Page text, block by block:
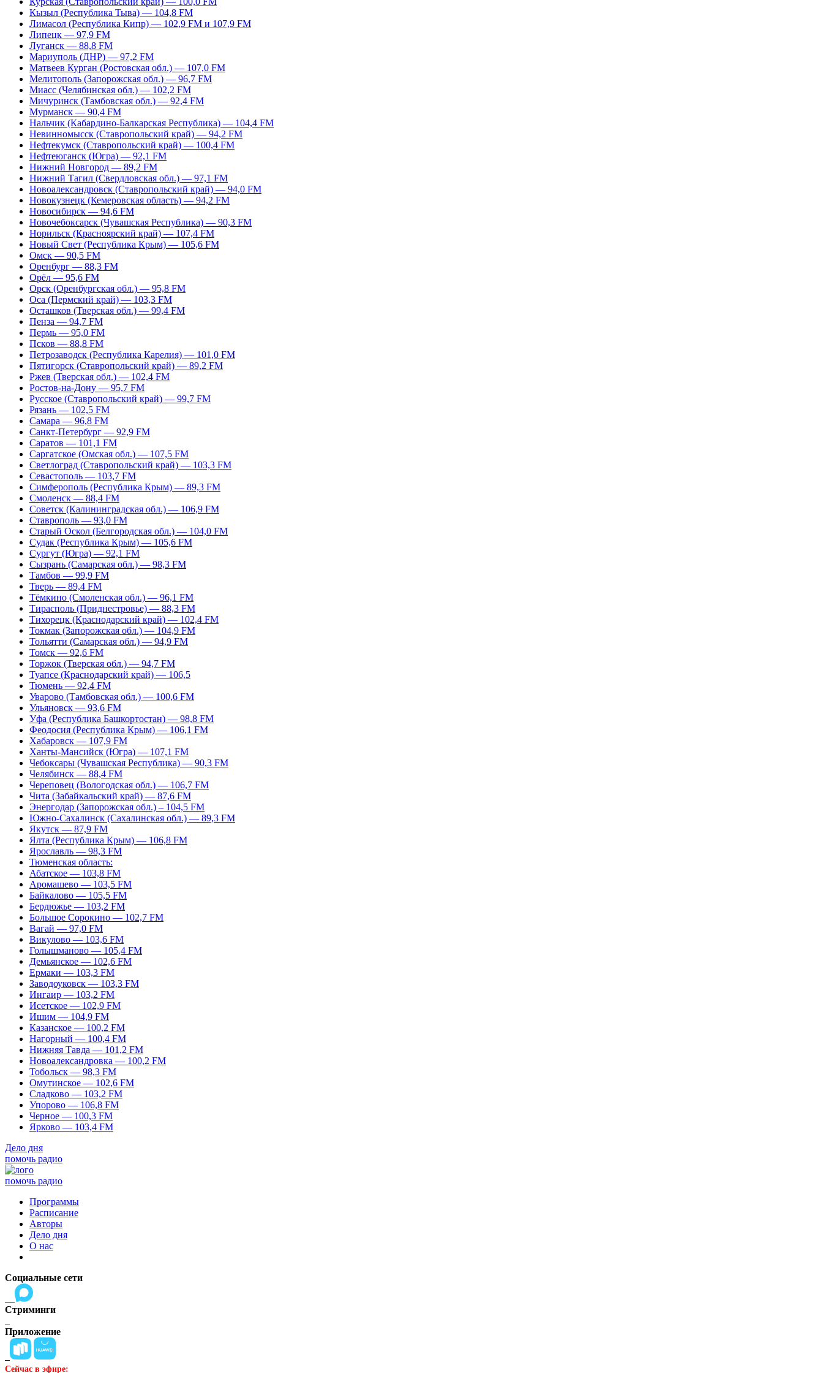
Кызыл (Республика Тыва) — 104,8 FM
Лимасол (Республика Кипр) — 102,9 FM и 107,9 FM
Липецк — 97,9 FM
Луганск — 88,8 FM
Мариуполь (ДНР) — 97,2 FM
Матвеев Курган (Ростовская обл.) — 107,0 FM
Мелитополь (Запорожская обл.) — 96,7 FM
Миасс (Челябинская обл.) — 102,2 FM
Мичуринск (Тамбовская обл.) — 92,4 FM
Мурманск — 90,4 FM
Нальчик (Кабардино-Балкарская Республика) — 104,4 FM
Невинномысск (Ставропольский край) — 94,2 FM
Нефтекумск (Ставропольский край) — 100,4 FM
Нефтеюганск (Югра) — 92,1 FM
Нижний Новгород — 89,2 FM
Нижний Тагил (Свердловская обл.) — 97,1 FM
Новоалександровск (Ставропольский край) — 94,0 FM
Новокузнецк (Кемеровская область) — 94,2 FM
Новосибирск — 94,6 FM
Новочебоксарск (Чувашская Республика) — 90,3 FM
Норильск (Красноярский край) — 107,4 FM
Новый Свет (Республика Крым) — 105,6 FM
Омск — 90,5 FM
Оренбург — 88,3 FM
Орёл — 95,6 FM
Орск (Оренбургская обл.) — 95,8 FM
Оса (Пермский край) — 103,3 FM
Осташков (Тверская обл.) — 99,4 FM
Пенза — 94,7 FM
Пермь — 95,0 FM
Псков — 88,8 FM
Петрозаводск (Республика Карелия) — 101,0 FM
Пятигорск (Ставропольский край) — 89,2 FM
Ржев (Тверская обл.) — 102,4 FM
Ростов-на-Дону — 95,7 FM
Русское (Ставропольский край) — 99,7 FM
Рязань — 102,5 FM
Самара — 96,8 FM
Санкт-Петербург — 92,9 FM
Саратов — 101,1 FM
Саргатское (Омская обл.) — 107,5 FM
Светлоград (Ставропольский край) — 103,3 FM
Севастополь — 103,7 FM
Симферополь (Республика Крым) — 89,3 FM
Смоленск — 88,4 FM
Советск (Калининградская обл.) — 106,9 FM
Ставрополь — 93,0 FM
Старый Оскол (Белгородская обл.) — 104,0 FM
Судак (Республика Крым) — 105,6 FM
Сургут (Югра) — 92,1 FM
Сызрань (Самарская обл.) — 98,3 FM
Тамбов — 99,9 FM
Тверь — 89,4 FM
Тёмкино (Смоленская обл.) — 96,1 FM
Тирасполь (Приднестровье) — 88,3 FM
Тихорецк (Краснодарский край) — 102,4 FM
Токмак (Запорожская обл.) — 104,9 FM
Тольятти (Самарская обл.) — 94,9 FM
Томск — 92,6 FM
Торжок (Тверская обл.) — 94,7 FM
Туапсе (Краснодарский край) — 106,5
Тюмень — 92,4 FM
Уварово (Тамбовская обл.) — 100,6 FM
Ульяновск — 93,6 FM
Уфа (Республика Башкортостан) — 98,8 FM
Феодосия (Республика Крым) — 106,1 FM
Хабаровск — 107,9 FM
Ханты-Мансийск (Югра) — 107,1 FM
Чебоксары (Чувашская Республика) — 90,3 FM
Челябинск — 88,4 FM
Череповец (Вологодская обл.) — 106,7 FM
Чита (Забайкальский край) — 87,6 FM
Энергодар (Запорожская обл.) – 104,5 FM
Южно-Сахалинск (Сахалинская обл.) — 89,3 FM
Якутск — 87,9 FM
Ялта (Республика Крым) — 106,8 FM
Ярославль — 98,3 FM
Тюменская область:
Абатское — 103,8 FM
Аромашево — 103,5 FM
Байкалово — 105,5 FM
Бердюжье — 103,2 FM
Большое Сорокино — 102,7 FM
Вагай — 97,0 FM
Викулово — 103,6 FM
Голышманово — 105,4 FM
Демьянское — 102,6 FM
Ермаки — 103,3 FM
Заводоуковск — 103,3 FM
Ингаир — 103,2 FM
Исетское — 102,9 FM
Ишим — 104,9 FM
Казанское — 100,2 FM
Нагорный — 100,4 FM
Нижняя Тавда — 101,2 FM
Новоалександровка — 100,2 FM
Тобольск — 98,3 FM
Омутинское — 102,6 FM
Сладково — 103,2 FM
Упорово — 106,8 FM
Черное — 100,3 FM
Ярково — 103,4 FM
Дело дня
помочь радио
помочь радио
Программы
Расписание
Авторы
Дело дня
О нас
Социальные сети
Стриминги
Приложение
Сейчас в эфире: